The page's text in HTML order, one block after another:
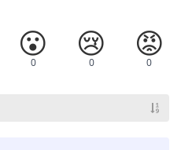
😮
0
😢
0
😡
0